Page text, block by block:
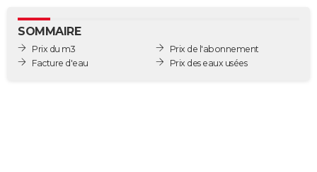
Art de vivre
Bien-être
Loisirs
Mode
Modes de vie
SANTE
Alimentation
Guide de la santé
Maladies
Médicaments
Sommeil
VOYAGE
SOMMAIRE
Prix du m3
Facture d'eau
Prix de l'abonnement
Prix des eaux usées